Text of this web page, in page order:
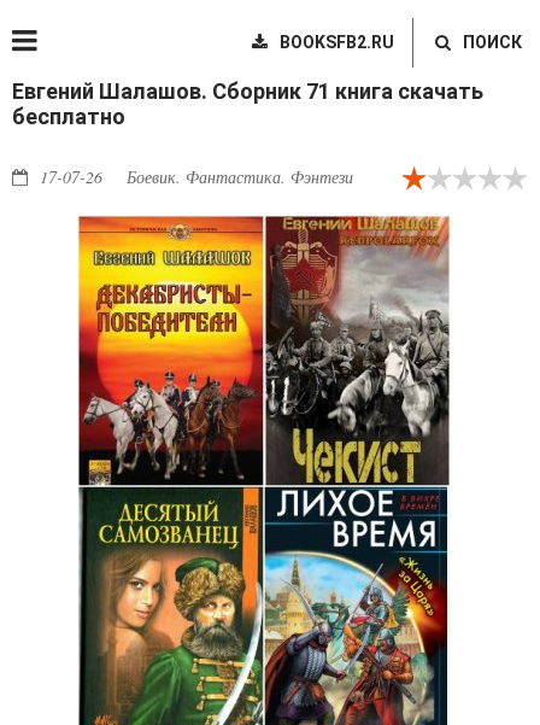
BOOKSFB2.RU ПОИСК
Евгений Шалашов. Сборник 71 книга скачать
бесплатно
17-07-26 Боевик. Фантастика. Фэнтези